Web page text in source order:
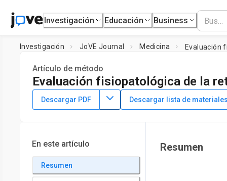
Investigación Educación Business
Investigación JoVE Journal Medicina Evaluación
Artículo de método
Evaluación fisiopatológica de la
DOI: 10.3791/63111 ⸱ 6 de mayo de 2022
Manisha Malani1,Jayabalan Nirmal1
Descargar PDF Descargar lista de
En este artículo
Resumen
Resumen